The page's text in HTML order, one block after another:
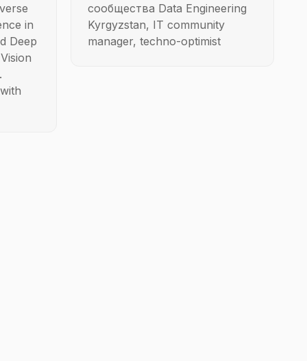
in
Deep
сообщества Data Engineering
Kyrgyzstan, IT community
manager, techno-optimist